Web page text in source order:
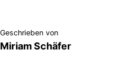
Geschrieben von
Miriam Schäfer